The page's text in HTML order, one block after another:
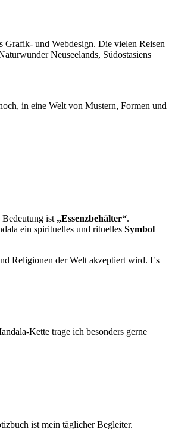
Grafik- und Webdesign. Die vielen Reisen
Neuseelands, Südostasiens
in eine Welt von Mustern, Formen und
ist „Essenzbehälter“.
ein spirituelles und rituelles Symbol
Religionen der Welt akzeptiert wird. Es
Kette trage ich besonders gerne
ist mein täglicher Begleiter.